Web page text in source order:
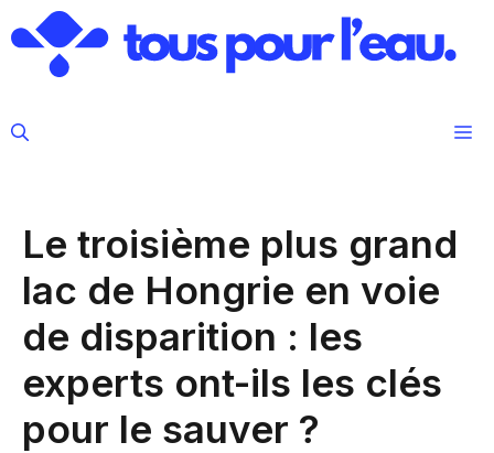
au
contenu
Le troisième plus grand
lac de Hongrie en voie
de disparition : les
experts ont-ils les clés
pour le sauver ?